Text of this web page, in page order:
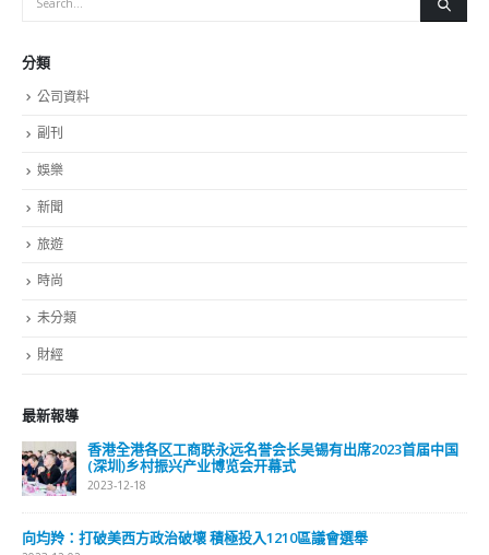
分類
新聞
財經
最新報導
選舉日踴躍投票 文: 朱家健
2023-11-30